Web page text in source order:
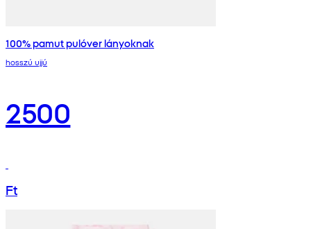
100% pamut pulóver lányoknak
hosszú ujjú
2500
Ft